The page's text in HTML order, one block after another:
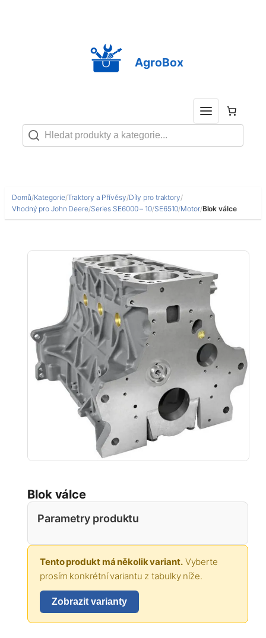
AgroBox
Domů/Kategorie/Traktory a Přívěsy/Díly pro traktory/
Vhodný pro John Deere/Series SE6000 – 10/SE6510/Motor/Blok válce
Blok válce
Parametry produktu
Tento produkt má několik variant.Vyberte
prosím konkrétní variantu z tabulky níže.
Zobrazit varianty